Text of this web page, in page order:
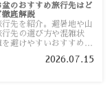
盆のおすすめ旅行先はど
徹底解説
先を紹介。避暑地や山
先の選び方や混雑状
避けやすいおすすめス
2026.07.15